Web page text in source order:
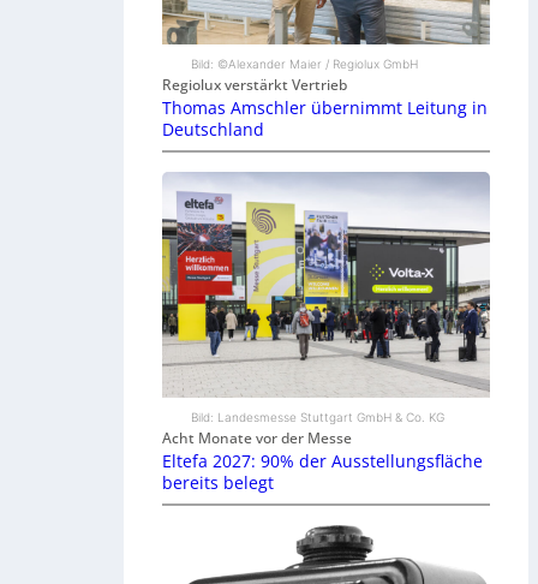
Bild: ©Alexander Maier / Regiolux GmbH
Regiolux verstärkt Vertrieb
Thomas Amschler übernimmt Leitung in
Deutschland
Bild: Landesmesse Stuttgart GmbH & Co. KG
Acht Monate vor der Messe
Eltefa 2027: 90% der Ausstellungsfläche
bereits belegt